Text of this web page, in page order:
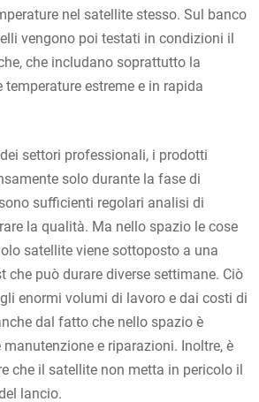
nel satellite stesso. Sul banco
vengono poi testati in condizioni il
che includano soprattutto la
temperature estreme e in rapida
settori professionali, i prodotti
solo durante la fase di
sufficienti regolari analisi di
la qualità. Ma nello spazio le cose
satellite viene sottoposto a una
che può durare diverse settimane. Ciò
enormi volumi di lavoro e dai costi di
dal fatto che nello spazio è
e riparazioni. Inoltre, è
che il satellite non metta in pericolo il
lancio.